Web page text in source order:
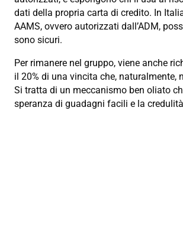
dati della propria carta di credito. In
AAMS, ovvero autorizzati dall’ADM,
sono sicuri.
Per rimanere nel gruppo, viene anche
il 20% di una vincita che, naturalmente,
Si tratta di un meccanismo ben oliato
speranza di guadagni facili e la